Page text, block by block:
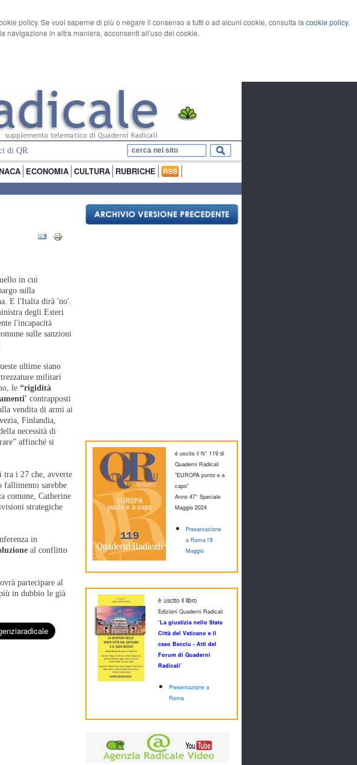
policy. Se vuoi saperne di più o negare il consenso a tutti o ad alcuni cookie, consulta la cookie policy.
navigazione in altra maniera, acconsenti all'uso dei cookie.
di QR
ECONOMIA CULTURA RUBRICHE
in cui
sulla
E l'Italia dirà 'no'.
degli Esteri
l'incapacità
sulle sanzioni
ultime siano
militari
le “rigidità
contrapposti
vendita di armi ai
Finlandia,
necessità di
affinché si
tra i 27 che, avverte
fallimento sarebbe
comune, Catherine
strategiche
in
al conflitto
partecipare al
in dubbio le già
é uscito il N° 119 di
Quaderni Radicali
"EUROPA punto e a
capo"
Anno 47° Speciale
Maggio 2024
Presentazione
a Roma l'8
Maggio
è uscito il libro
Edizioni Quaderni Radicali
‘La giustizia nello Stato
Città del Vaticano e il
caso Becciu - Atti del
Forum di Quaderni
Radicali’
Presentazione a
Roma